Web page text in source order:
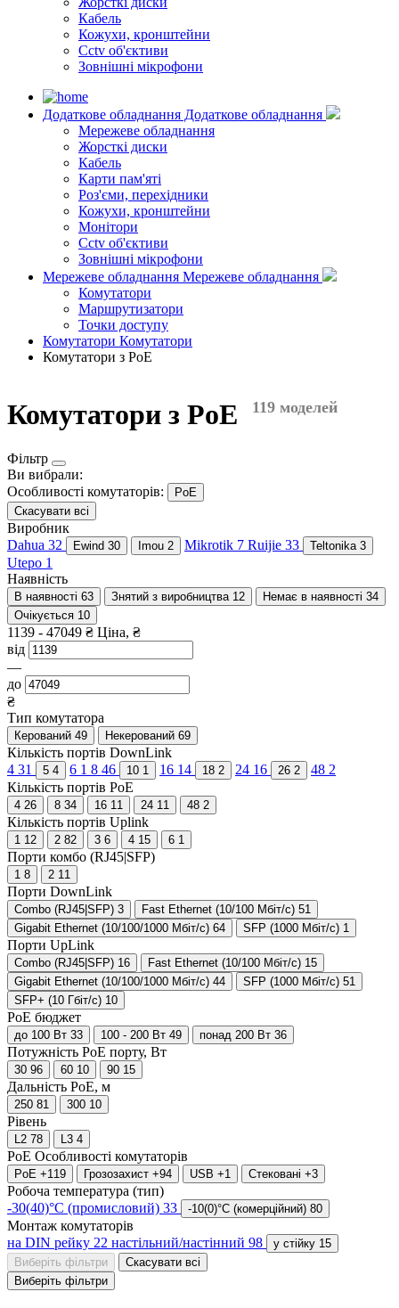
Кабель
Кожухи, кронштейни
Cctv об'єктиви
Зовнішні мікрофони
Додаткове обладнання Додаткове обладнання
Мережеве обладнання
Жорсткі диски
Кабель
Карти пам'яті
Роз'єми, перехідники
Кожухи, кронштейни
Монітори
Cctv об'єктиви
Зовнішні мікрофони
Мережеве обладнання Мережеве обладнання
Комутатори
Маршрутизатори
Точки доступу
Комутатори Комутатори
Комутатори з PoE
Комутатори з PoE 119 моделей
Фільтр
Ви вибрали:
Особливості комутаторів:
PoE
Скасувати всі
Виробник
Dahua 32 Ewind 30 Imou 2 Mikrotik 7 Ruijie 33 Teltonika 3
Utepo 1
Наявність
В наявності 63 Знятий з виробництва 12 Немає в наявності 34
Очікується 10
1139 - 47049 ₴ Ціна, ₴
від
—
до
₴
Тип комутатора
Керований 49 Некерований 69
Кількість портів DownLink
4 31 5 4 6 1 8 46 10 1 16 14 18 2 24 16 26 2 48 2
Кількість портів PoE
4 26 8 34 16 11 24 11 48 2
Кількість портів Uplink
1 12 2 82 3 6 4 15 6 1
Порти комбо (RJ45|SFP)
1 8 2 11
Порти DownLink
Combo (RJ45|SFP) 3 Fast Ethernet (10/100 Мбіт/с) 51
Gigabit Ethernet (10/100/1000 Мбіт/с) 64 SFP (1000 Мбіт/с) 1
Порти UpLink
Combo (RJ45|SFP) 16 Fast Ethernet (10/100 Мбіт/с) 15
Gigabit Ethernet (10/100/1000 Мбіт/с) 44 SFP (1000 Мбіт/с) 51
SFP+ (10 Гбіт/с) 10
PoE бюджет
до 100 Вт 33 100 - 200 Вт 49 понад 200 Вт 36
Потужність PoE порту, Вт
30 96 60 10 90 15
Дальність PoE, м
250 81 300 10
Рівень
L2 78 L3 4
PoE Особливості комутаторів
PoE +119 Грозозахист +94 USB +1 Стековані +3
Робоча температура (тип)
-30(40)°C (промисловий) 33 -10(0)°C (комерційний) 80
Монтаж комутаторів
на DIN рейку 22 настільний/настінний 98 у стійку 15
Виберіть фільтри
Скасувати всі
Виберіть фільтри